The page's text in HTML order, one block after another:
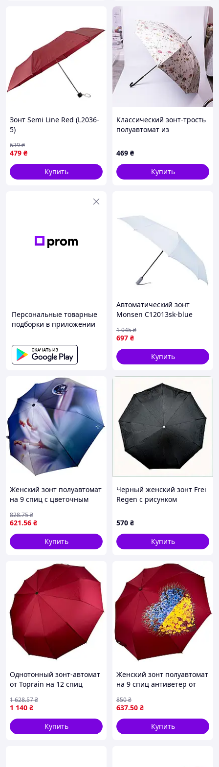
Зонт Semi Line Red (L2036-
5)
479 ₴
639₴
Купить
Классический зонт-трость
полуавтомат из
диаметр 99 см Бежевый
HP-23-7BE
469 ₴
Купить
Персональные товарные
подборки в приложении
Автоматический зонт
Monsen C12013sk-blue
697 ₴
1 045₴
Купить
Женский зонт полуавтомат
на 9 спиц с цветочным
синяя ручка 09085-2
621.56 ₴
828.75₴
Купить
Черный женский зонт Frei
Regen с рисунком
80K6EC0051
570 ₴
Купить
Однотонный зонт-автомат
от Toprain на 12 спиц
1 140 ₴
1 628.57₴
Купить
Женский зонт полуавтомат
на 9 спиц антиветер от
символикой бордовый
05370-4
637.50 ₴
850₴
Купить